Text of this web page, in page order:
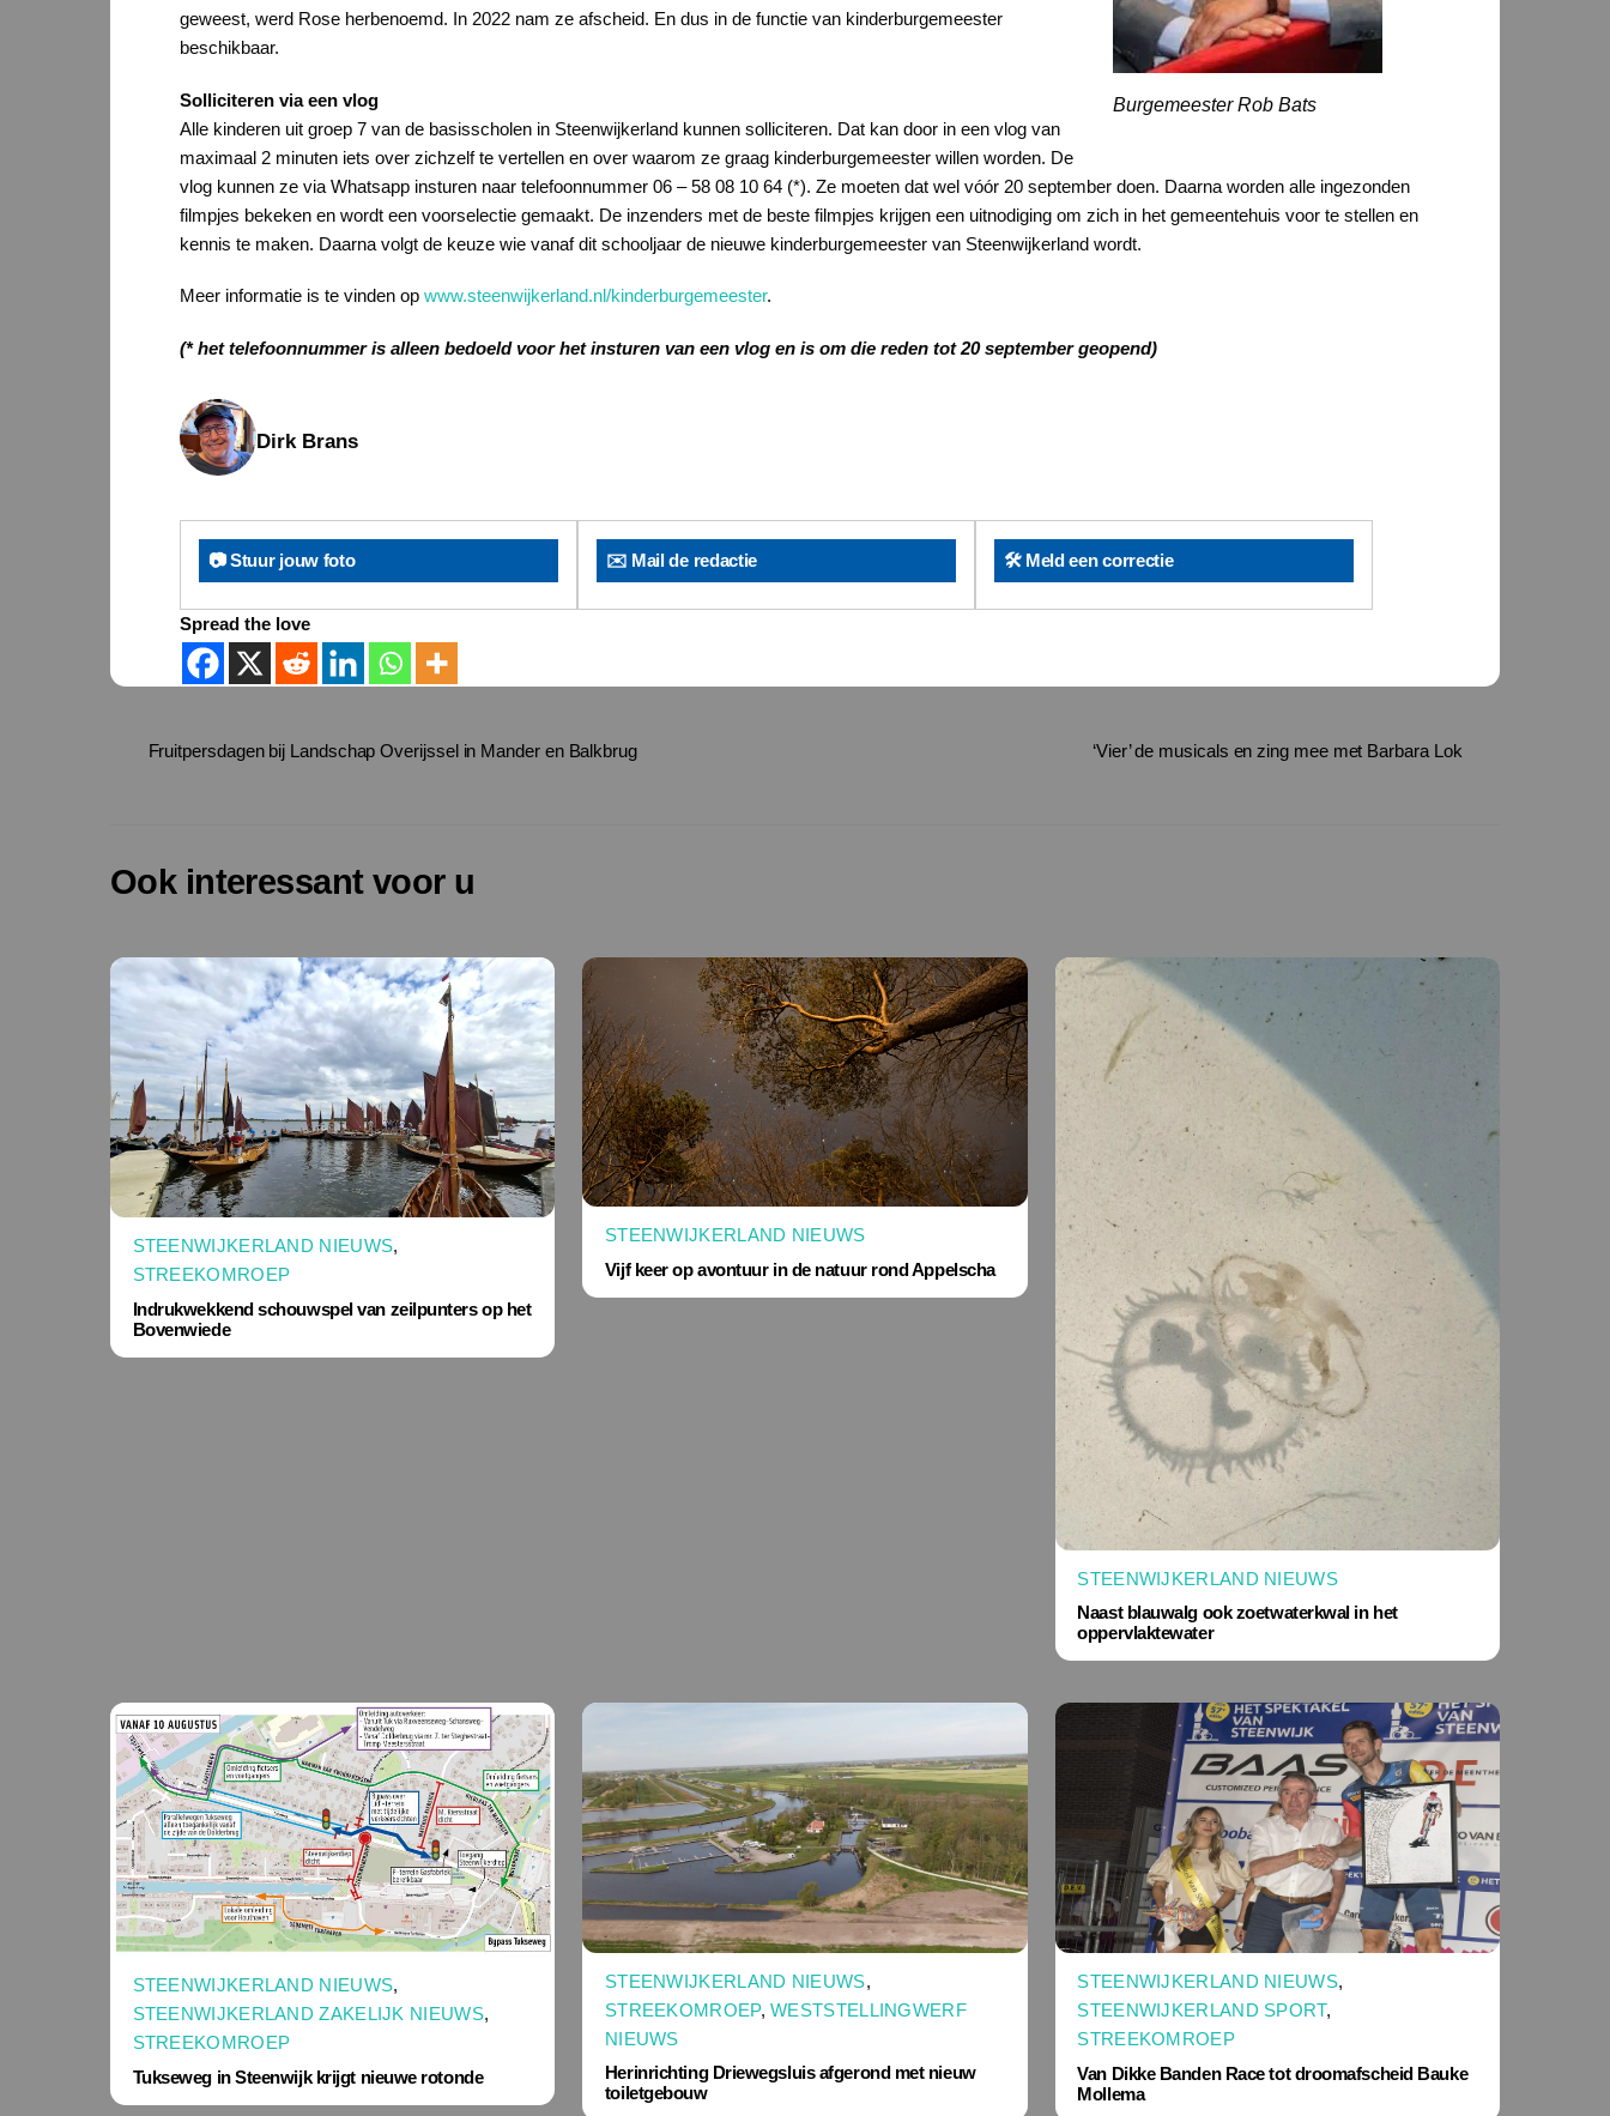
Burgemeester Rob Bats
geweest, werd Rose herbenoemd. In 2022 nam ze afscheid. En dus in de functie van kinderburgemeester
beschikbaar.
Solliciteren via een vlog
Alle kinderen uit groep 7 van de basisscholen in Steenwijkerland kunnen solliciteren. Dat kan door in een vlog van
maximaal 2 minuten iets over zichzelf te vertellen en over waarom ze graag kinderburgemeester willen worden. De
vlog kunnen ze via Whatsapp insturen naar telefoonnummer 06 – 58 08 10 64 (*). Ze moeten dat wel vóór 20 september doen. Daarna worden alle ingezonden
filmpjes bekeken en wordt een voorselectie gemaakt. De inzenders met de beste filmpjes krijgen een uitnodiging om zich in het gemeentehuis voor te stellen en
kennis te maken. Daarna volgt de keuze wie vanaf dit schooljaar de nieuwe kinderburgemeester van Steenwijkerland wordt.
Meer informatie is te vinden op www.steenwijkerland.nl/kinderburgemeester.
(* het telefoonnummer is alleen bedoeld voor het insturen van een vlog en is om die reden tot 20 september geopend)
Dirk Brans
📷 Stuur jouw foto ✉️ Mail de redactie 🛠️ Meld een correctie
Spread the love
Fruitpersdagen bij Landschap Overijssel in Mander en Balkbrug ‘Vier’ de musicals en zing mee met Barbara Lok
Ook interessant voor u
STEENWIJKERLAND NIEUWS,
STREEKOMROEP
Indrukwekkend schouwspel van zeilpunters op het
Bovenwiede
STEENWIJKERLAND NIEUWS
Vijf keer op avontuur in de natuur rond Appelscha
STEENWIJKERLAND NIEUWS
Naast blauwalg ook zoetwaterkwal in het
oppervlaktewater
STEENWIJKERLAND NIEUWS,
STEENWIJKERLAND ZAKELIJK NIEUWS,
STREEKOMROEP
Tukseweg in Steenwijk krijgt nieuwe rotonde
STEENWIJKERLAND NIEUWS,
STREEKOMROEP,WESTSTELLINGWERF
NIEUWS
Herinrichting Driewegsluis afgerond met nieuw
toiletgebouw
STEENWIJKERLAND NIEUWS,
STEENWIJKERLAND SPORT,
STREEKOMROEP
Van Dikke Banden Race tot droomafscheid Bauke
Mollema